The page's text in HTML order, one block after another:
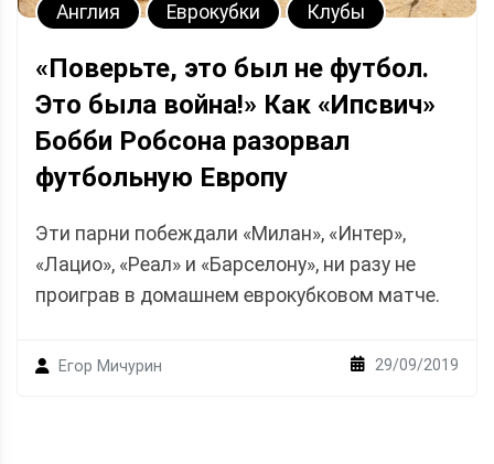
Англия Еврокубки Клубы
«Поверьте, это был не футбол.
Это была война!» Как «Ипсвич»
Бобби Робсона разорвал
футбольную Европу
Эти парни побеждали «Милан», «Интер»,
«Лацио», «Реал» и «Барселону», ни разу не
проиграв в домашнем еврокубковом матче.
Егор Мичурин 29/09/2019